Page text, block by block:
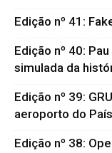
Edição nº 41:
Edição nº 40:
simulada da
Edição nº 39:
aeroporto do País
Edição nº 38: